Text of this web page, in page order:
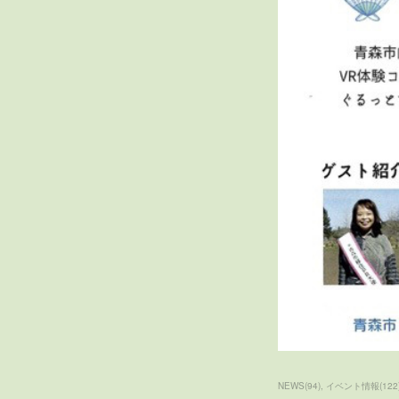
NEWS(94) イベント情報(122